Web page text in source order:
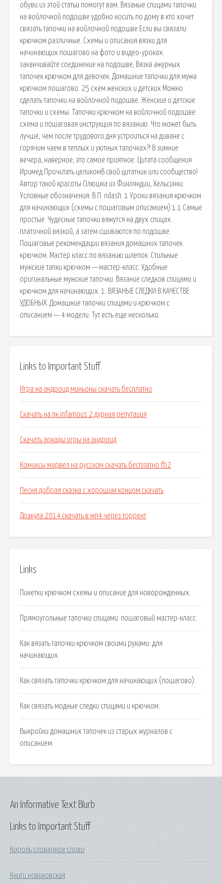
обуви из этой статьи помогут вам. Вязаные спицами тапочки
на войлочной подошве удобно носить по дому в кто хочет
связать тапочки на войлочной подошве Если вы связали
крючком различные. Схемы и описания вязки для
начинающих пошагово на фото и видео-уроках.
заканчивайте соединение на подошве, Вязка ажурных
тапочек крючком для девочек. Домашние тапочки для мужа
крючком пошагово. 25 схем женских и детских Можно
сделать тапочки на войлочной подошве. Женские и детские
тапочки и схемы. Тапочки крючком на войлочной подошве:
схема и пошаговая инструкция по вязанию. Что может быть
лучше, чем после трудового дня устроиться на диване с
горячим чаем в теплых и уютных тапочках?! В зимние
вечера, наверное, это самое приятное. Цитата сообщения
Иримед Прочитать целикомВ свой цитатник или сообщество!
Автор такой красоты Олюшка из Финляндии, Хельсинки.
Условные обозначения: В.П. ndash. 1 Уроки вязания крючком
для начинающих (схемы с пошаговым описанием) 1.1 Самые
простые. Чудесные тапочки вяжутся на двух спицах
платочной вязкой, а затем сшиваются по подошве.
Пошаговые рекомендации вязания домашних тапочек
крючком. Мастер класс по вязанию шлепок. Стильные
мужские тапки крючком — мастер-класс. Удобные
оригинальные мужские тапочки. Вязание следков спицами и
крючком для начинающих. 1. ВЯЗАНЫЕ СЛЕДКИ В КАЧЕСТВЕ
УДОБНЫХ. Домашние тапочки спицами и крючком с
описанием — 4 модели. Тут есть еще несколько.
Links to Important Stuff
Игра на андроид миньоны скачать бесплатно
Скачать на пк infamous 2 дурная репутация
Скачать аркады игры на андроид
Комиксы марвел на русском скачать бесплатно fb2
Песня добрая сказка с хорошим концом скачать
Дракула 2014 скачать в мп4 через торрент
Links
Пинетки крючком схемы и описание для новорожденных.
Прямоугольные тапочки спицами: пошаговый мастер-класс.
Как вязать тапочки крючком своими руками: для
начинающих.
Как связать тапочки крючком для начинающих (пошагово).
Как связать модные следки спицами и крючком.
Выкройки домашних тапочек из старых журналов с
описанием.
Links to Important Stuff
Король словарное слово
Книги новиковская
An Informative Text Blurb